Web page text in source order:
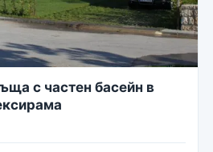
с частен басейн в